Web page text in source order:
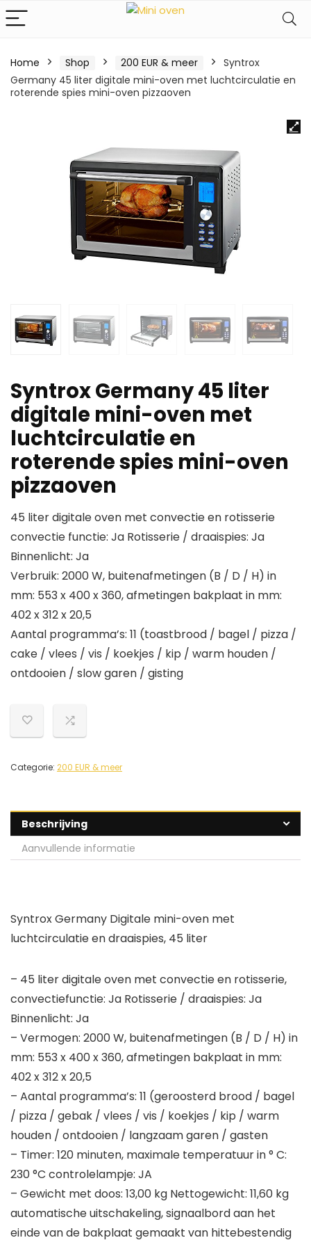
Home Shop 200 EUR & meer
Syntrox
Germany 45 liter digitale mini-oven met luchtcirculatie en
roterende spies mini-oven pizzaoven
Syntrox Germany 45 liter
digitale mini-oven met
luchtcirculatie en
roterende spies mini-oven
pizzaoven
45 liter digitale oven met convectie en rotisserie
convectie functie: Ja Rotisserie / draaispies: Ja
Binnenlicht: Ja
Verbruik: 2000 W, buitenafmetingen (B / D / H) in
mm: 553 x 400 x 360, afmetingen bakplaat in mm:
402 x 312 x 20,5
Aantal programma’s: 11 (toastbrood / bagel / pizza /
cake / vlees / vis / koekjes / kip / warm houden /
ontdooien / slow garen / gisting
Categorie: 200 EUR & meer
Beschrijving
Aanvullende informatie
Syntrox Germany Digitale mini-oven met
luchtcirculatie en draaispies, 45 liter
– 45 liter digitale oven met convectie en rotisserie,
convectiefunctie: Ja Rotisserie / draaispies: Ja
Binnenlicht: Ja
– Vermogen: 2000 W, buitenafmetingen (B / D / H) in
mm: 553 x 400 x 360, afmetingen bakplaat in mm:
402 x 312 x 20,5
– Aantal programma’s: 11 (geroosterd brood / bagel
/ pizza / gebak / vlees / vis / koekjes / kip / warm
houden / ontdooien / langzaam garen / gasten
– Timer: 120 minuten, maximale temperatuur in ° C:
230 °C controlelampje: JA
– Gewicht met doos: 13,00 kg Nettogewicht: 11,60 kg
automatische uitschakeling, signaalbord aan het
einde van de bakplaat gemaakt van hittebestendig